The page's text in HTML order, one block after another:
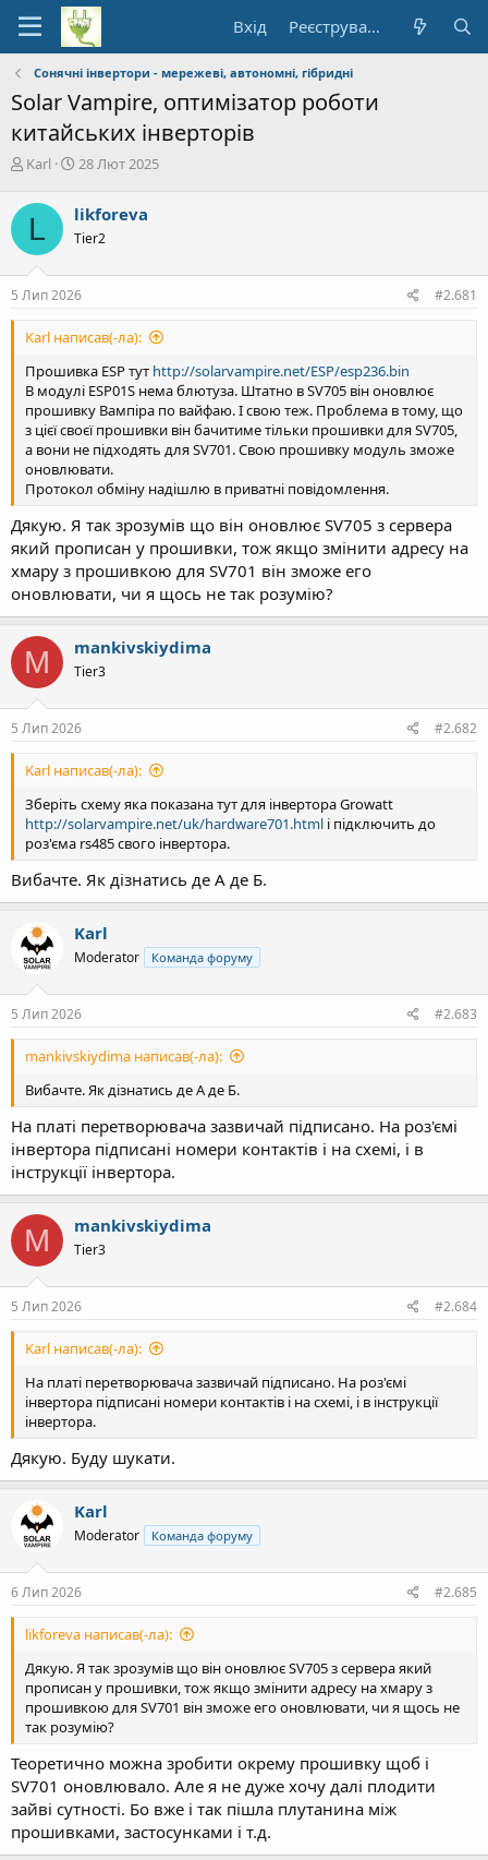
Вхід Реєстрування
Сонячні інвертори - мережеві, автономні, гібридні
Solar Vampire, оптимізатор роботи
китайських інверторів
А
т
о
р
т
е
м
Karl
Д
а
п
ч
а
к
28 Лют 2025
L likforeva
Tier2
5 Лип 2026 #2.681
Karl написав(-ла):
Прошивка ESP тут http://solarvampire.net/ESP/esp236.bin
В модулі ESP01S нема блютуза. Штатно в SV705 він оновлює
прошивку Вампіра по вайфаю. І свою теж. Проблема в тому, що
з цієї своєї прошивки він бачитиме тільки прошивки для SV705,
а вони не підходять для SV701. Свою прошивку модуль зможе
оновлювати.
Протокол обміну надішлю в приватні повідомлення.
Дякую. Я так зрозумів що він оновлює SV705 з сервера
який прописан у прошивки, тож якщо змінити адресу на
хмару з прошивкою для SV701 він зможе его
оновлювати, чи я щось не так розумію?
M mankivskiydima
Tier3
5 Лип 2026 #2.682
Karl написав(-ла):
Зберіть схему яка показана тут для інвертора Growatt
http://solarvampire.net/uk/hardware701.html і підключить до
роз'єма rs485 свого інвертора.
Вибачте. Як дізнатись де А де Б.
Karl
Moderator Команда форуму
5 Лип 2026 #2.683
mankivskiydima написав(-ла):
Вибачте. Як дізнатись де А де Б.
На платі перетворювача зазвичай підписано. На роз'ємі
інвертора підписані номери контактів і на схемі, і в
інструкції інвертора.
M mankivskiydima
Tier3
5 Лип 2026 #2.684
Karl написав(-ла):
На платі перетворювача зазвичай підписано. На роз'ємі
інвертора підписані номери контактів і на схемі, і в інструкції
інвертора.
Дякую. Буду шукати.
Karl
Moderator Команда форуму
6 Лип 2026 #2.685
likforeva написав(-ла):
Дякую. Я так зрозумів що він оновлює SV705 з сервера який
прописан у прошивки, тож якщо змінити адресу на хмару з
прошивкою для SV701 він зможе его оновлювати, чи я щось не
так розумію?
Теоретично можна зробити окрему прошивку щоб і
SV701 оновлювало. Але я не дуже хочу далі плодити
зайві сутності. Бо вже і так пішла плутанина між
прошивками, застосунками і т.д.